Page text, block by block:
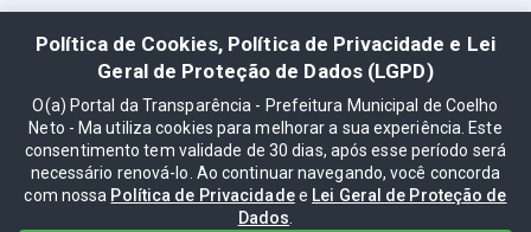
Política de Cookies, Política de Privacidade e Lei
Geral de Proteção de Dados (LGPD)
O(a) Portal da Transparência - Prefeitura Municipal de Coelho
Neto - Ma utiliza cookies para melhorar a sua experiência. Este
consentimento tem validade de 30 dias, após esse período será
necessário renová-lo. Ao continuar navegando, você concorda
com nossa Política de Privacidadee Lei Geral de Proteção de
Dados